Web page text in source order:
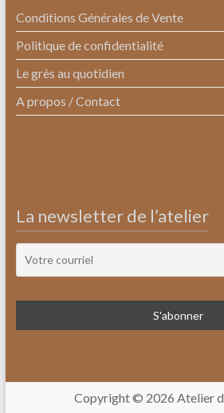
Conditions Générales de Vente
Politique de confidentialité
Le grès au quotidien
A propos / Contact
La newsletter de l’atelier
Copyright © 2026 Atelier